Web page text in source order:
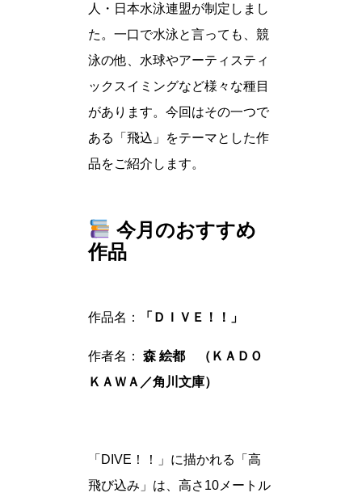
人・日本水泳連盟が制定しまし
た。一口で水泳と言っても、競
泳の他、水球やアーティスティ
ックスイミングなど様々な種目
があります。今回はその一つで
ある「飛込」をテーマとした作
品をご紹介します。
今月のおすすめ
作品
作品名： 「ＤＩＶＥ！！」
作者名：
森 絵都 （ＫＡＤＯ
ＫＡＷＡ／角川文庫）
「DIVE！！」に描かれる「高
飛び込み」は、高さ10メートル